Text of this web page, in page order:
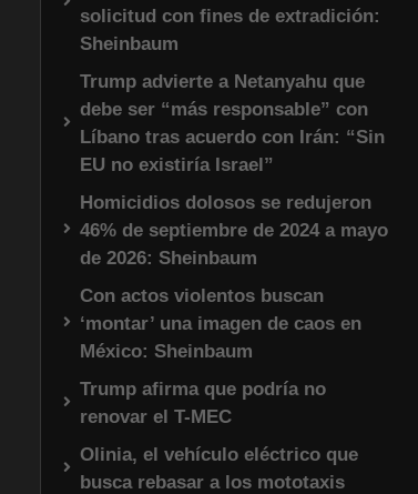
solicitud con fines de extradición:
Sheinbaum
Trump advierte a Netanyahu que
debe ser “más responsable” con
Líbano tras acuerdo con Irán: “Sin
EU no existiría Israel”
Homicidios dolosos se redujeron
46% de septiembre de 2024 a mayo
de 2026: Sheinbaum
Con actos violentos buscan
‘montar’ una imagen de caos en
México: Sheinbaum
Trump afirma que podría no
renovar el T-MEC
Olinia, el vehículo eléctrico que
busca rebasar a los mototaxis